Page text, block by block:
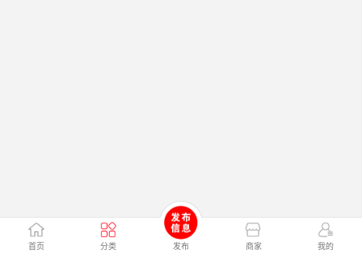
首页 分类 发布 商家 我的